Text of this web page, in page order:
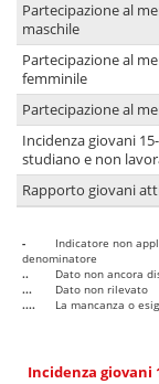
Partecipazione al
maschile
Partecipazione al
femminile
Partecipazione al
Incidenza giovani
studiano e non
Rapporto giovani
-
Indicatore non
denominatore
..
Dato non ancora
...
Dato non rilevato
....
La mancanza o
Incidenza giovani